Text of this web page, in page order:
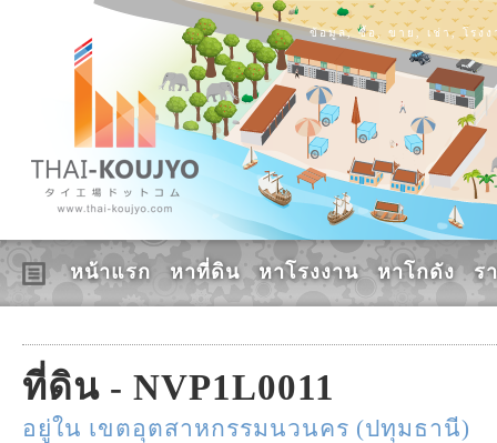
ข้อมูล, ซื้อ, ขาย, เช่า, โรง
หน้าแรก หาที่ดิน หาโรงงาน หาโกดัง ร
ที่ดิน - NVP1L0011
อยู่ใน เขตอุตสาหกรรมนวนคร (ปทุมธานี)